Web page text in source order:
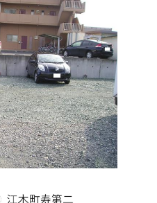
明
トラブル
報告
ージのボタン